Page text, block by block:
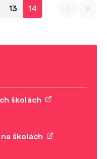
13 14
školách
na školách